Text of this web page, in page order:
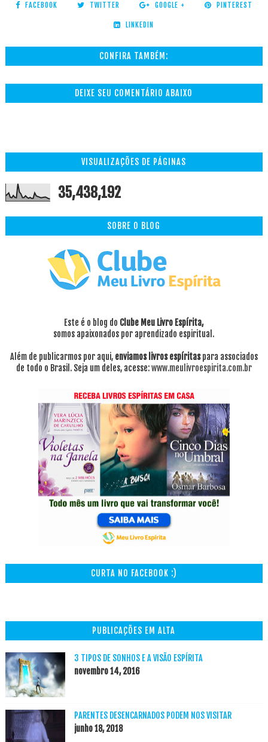
FACEBOOK TWITTER GOOGLE + PINTEREST
LINKEDIN
CONFIRA TAMBÉM:
DEIXE SEU COMENTÁRIO ABAIXO
VISUALIZAÇÕES DE PÁGINAS
35,438,192
SOBRE O BLOG
Este é o blog do Clube Meu Livro Espírita,
somos apaixonados por aprendizado espiritual.
Além de publicarmos por aqui, enviamos livros espíritaspara associados
de todo o Brasil. Seja um deles, acesse:www.meulivroespirita.com.br
CURTA NO FACEBOOK :)
PUBLICAÇÕES EM ALTA
3 TIPOS DE SONHOS E A VISÃO ESPÍRITA
novembro 14, 2016
PARENTES DESENCARNADOS PODEM NOS VISITAR
junho 18, 2018